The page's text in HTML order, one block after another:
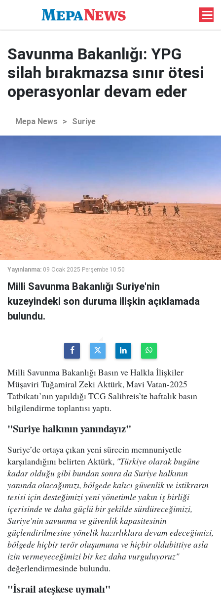
Savunma Bakanlığı: YPG
silah bırakmazsa sınır ötesi
operasyonlar devam eder
Mepa News > Suriye
Yayınlanma: 09 Ocak 2025 Perşembe 10:50
Milli Savunma Bakanlığı Suriye'nin
kuzeyindeki son duruma ilişkin açıklamada
bulundu.
Milli Savunma Bakanlığı Basın ve Halkla İlişkiler
Müşaviri Tuğamiral Zeki Aktürk, Mavi Vatan-2025
Tatbikatı’nın yapıldığı TCG Salihreis’te haftalık basın
bilgilendirme toplantısı yaptı.
"Suriye halkının yanındayız"
Suriye’de ortaya çıkan yeni sürecin memnuniyetle
karşılandığını belirten Aktürk, "Türkiye olarak bugüne
kadar olduğu gibi bundan sonra da Suriye halkının
yanında olacağımızı, bölgede kalıcı güvenlik ve istikrarın
tesisi için desteğimizi yeni yönetimle yakın iş birliği
içerisinde ve daha güçlü bir şekilde sürdüreceğimizi,
Suriye'nin savunma ve güvenlik kapasitesinin
güçlendirilmesine yönelik hazırlıklara devam edeceğimizi,
bölgede hiçbir terör oluşumuna ve hiçbir oldubittiye asla
izin vermeyeceğimizi bir kez daha vurguluyoruz"
değerlendirmesinde bulundu.
"İsrail ateşkese uymalı"